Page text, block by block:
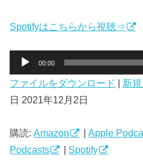
Spotifyはこちらから視聴⇒
プ
レ
ヤ
ー
00:00
ファイルをダウンロード 新
日 2021年12月2日
購読:Amazon |Apple
Podcasts
| Spotify